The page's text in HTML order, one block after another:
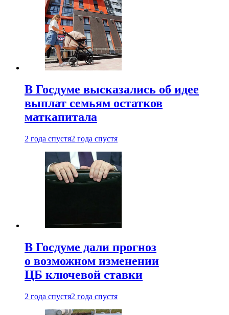
В Госдуме высказались об идее
выплат семьям остатков
маткапитала
2 года спустя2 года спустя
В Госдуме дали прогноз
о возможном изменении
ЦБ ключевой ставки
2 года спустя2 года спустя